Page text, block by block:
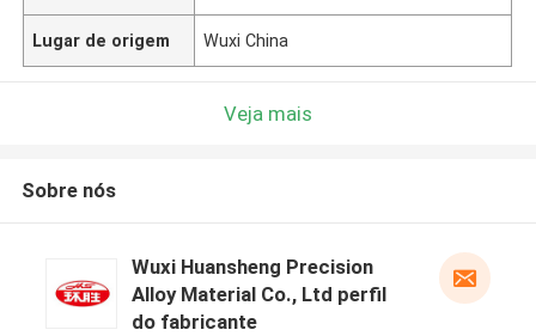
Lugar de origem Wuxi China
Veja mais
Sobre nós
Wuxi Huansheng Precision
Alloy Material Co., Ltd perfil
do fabricante